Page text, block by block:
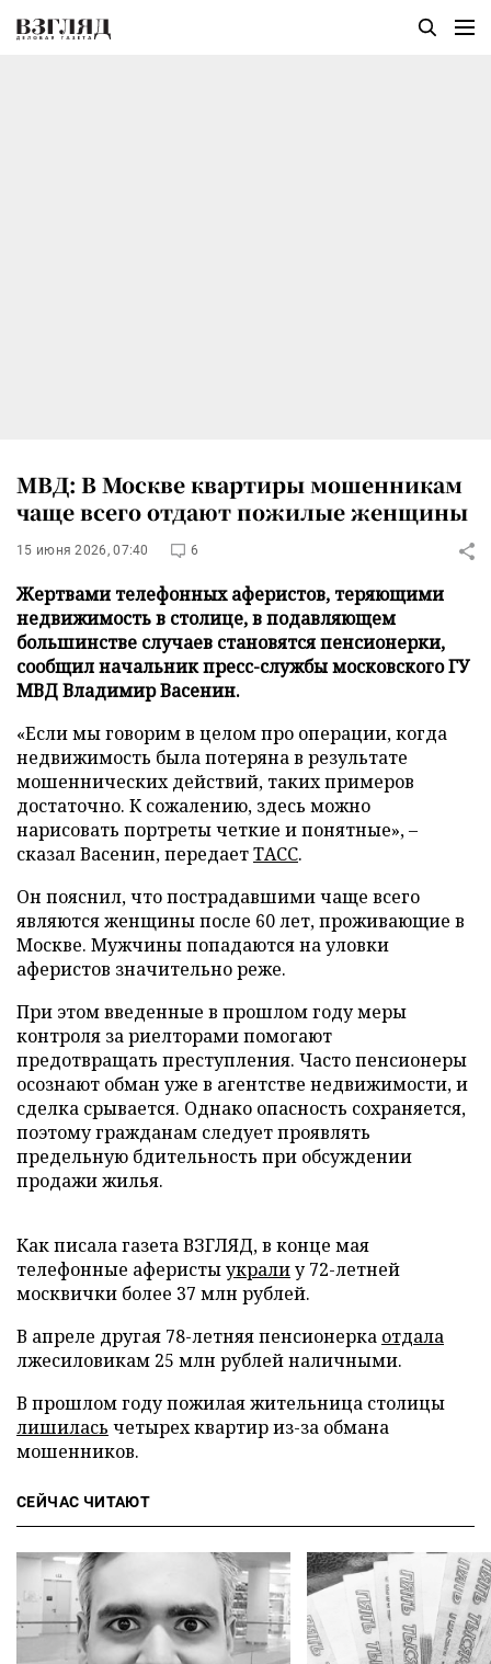
МВД: В Москве квартиры мошенникам
чаще всего отдают пожилые женщины
15 июня 2026, 07:40 6
Жертвами телефонных аферистов, теряющими
недвижимость в столице, в подавляющем
большинстве случаев становятся пенсионерки,
сообщил начальник пресс-службы московского ГУ
МВД Владимир Васенин.
«Если мы говорим в целом про операции, когда
недвижимость была потеряна в результате
мошеннических действий, таких примеров
достаточно. К сожалению, здесь можно
нарисовать портреты четкие и понятные», –
сказал Васенин, передаетТАСС.
Он пояснил, что пострадавшими чаще всего
являются женщины после 60 лет, проживающие в
Москве. Мужчины попадаются на уловки
аферистов значительно реже.
При этом введенные в прошлом году меры
контроля за риелторами помогают
предотвращать преступления. Часто пенсионеры
осознают обман уже в агентстве недвижимости, и
сделка срывается. Однако опасность сохраняется,
поэтому гражданам следует проявлять
предельную бдительность при обсуждении
продажи жилья.
Как писала газета ВЗГЛЯД, в конце мая
телефонные аферистыукралиу 72-летней
москвички более 37 млн рублей.
В апреле другая 78-летняя пенсионерка отдала
лжесиловикам 25 млн рублей наличными.
В прошлом году пожилая жительница столицы
лишилась четырех квартир из-за обмана
мошенников.
СЕЙЧАС ЧИТАЮТ